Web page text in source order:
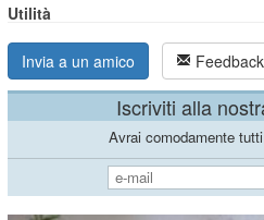
Utilità
Invia a un amico Feedback
Iscriviti alla
Avrai comodamente